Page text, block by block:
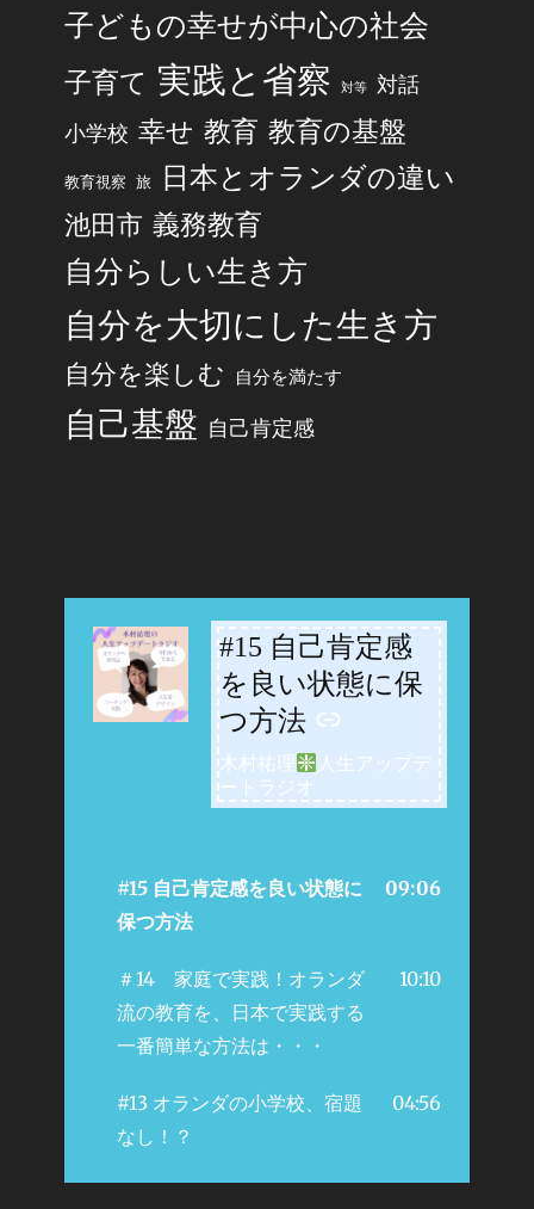
子どもの幸せが中心の社会
子育て 実践と省察 対等 対話
小学校 幸せ 教育 教育の基盤
教育視察 旅 日本とオランダの違い
池田市 義務教育
自分らしい生き方
自分を大切にした生き方
自分を楽しむ 自分を満たす
自己基盤 自己肯定感
#15 自己肯定感
を良い状態に保
つ方法
-
木村祐理
人生アップデ
ートラジオ
#15 自己肯定感を良い状態に
保つ方法
09:06
＃14 家庭で実践！オランダ
流の教育を、日本で実践する
一番簡単な方法は・・・
10:10
#13 オランダの小学校、宿題
なし！？
04:56